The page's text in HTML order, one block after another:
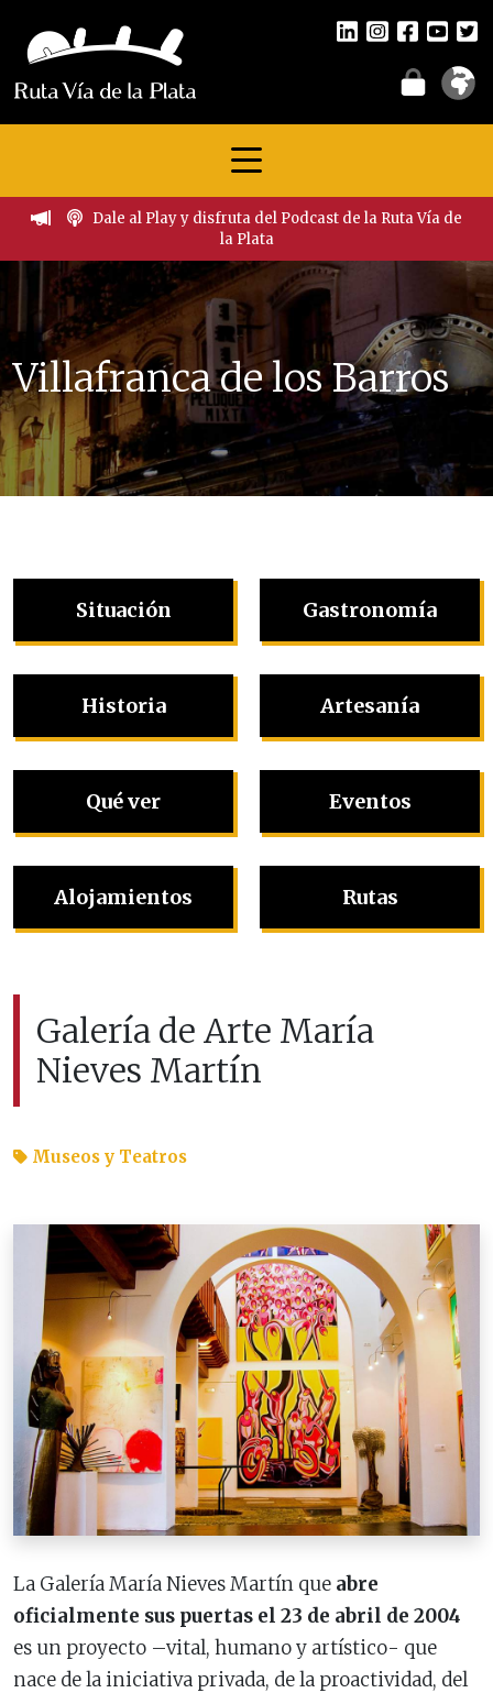
Dale al Play y disfruta del Podcast de la Ruta Vía de
la Plata
Villafranca de los Barros
Situación
Historia
Qué ver
Alojamientos
Gastronomía
Artesanía
Eventos
Rutas
Galería de Arte María
Nieves Martín
Museos y Teatros
La Galería María Nieves Martín que abre
oficialmente sus puertas el 23 de abril de 2004
es un proyecto –vital, humano y artístico- que
nace de la iniciativa privada, de la proactividad, del